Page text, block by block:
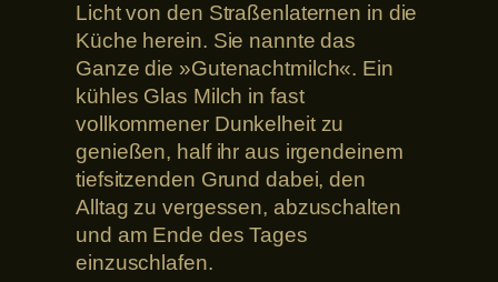
Licht von den Straßenlaternen in die
Küche herein. Sie nannte das
Ganze die »Gutenachtmilch«. Ein
kühles Glas Milch in fast
vollkommener Dunkelheit zu
genießen, half ihr aus irgendeinem
tiefsitzenden Grund dabei, den
Alltag zu vergessen, abzuschalten
und am Ende des Tages
einzuschlafen.